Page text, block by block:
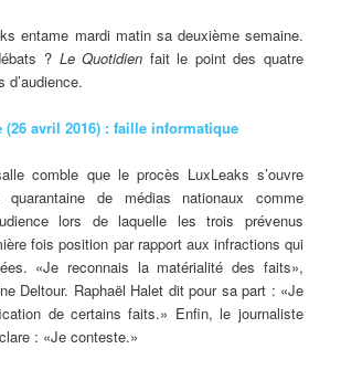
entame mardi matin sa deuxième semaine.
? Le Quotidien fait le point des quatre
d’audience.
(26 avril 2016) : faille informatique
comble que le procès LuxLeaks s’ouvre
de médias nationaux comme
lors de laquelle les trois prévenus
fois position par rapport aux infractions qui
«Je reconnais la matérialité des faits»,
Deltour. Raphaël Halet dit pour sa part : «Je
de certains faits.» Enfin, le journaliste
: «Je conteste.»